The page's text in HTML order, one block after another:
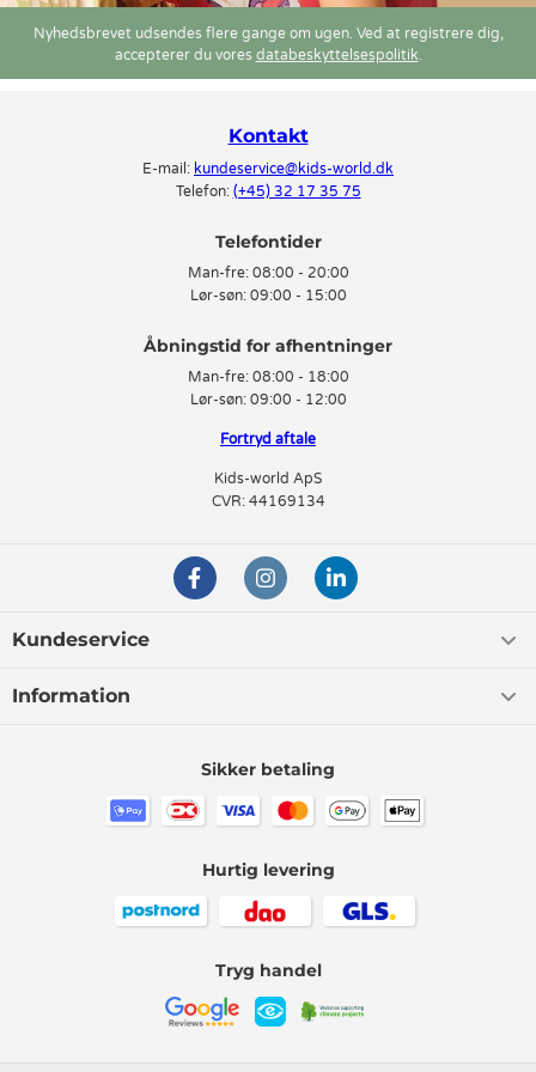
smag.
Gratis fragt når I køber Billabong shorts
længe at den skal leveres i Danmark.
Nyhedsbrevet udsendes flere gange om ugen. Ved at registrere dig,
accepterer du vores databeskyttelsespolitik.
Kontakt
E-mail: kundeservice@kids-world.dk
Telefon: (+45) 32 17 35 75
Telefontider
Man-fre: 08:00 - 20:00
Lør-søn: 09:00 - 15:00
Man-fre: 08:00 - 18:00
Lør-søn: 09:00 - 12:00
Fortryd aftale
Kids-world ApS
CVR: 44169134
Kundeservice
Information
Sikker betaling
Hurtig levering
Tryg handel